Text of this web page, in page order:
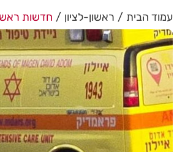
עמוד הבית ראשון-לציון חדשות